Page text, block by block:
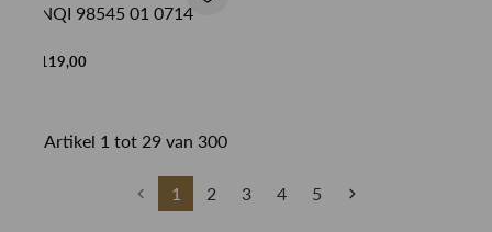
ANQI 98545 01 0714
€ 119,00
Artikel 1 tot 29 van 300
1 2 3 4 5